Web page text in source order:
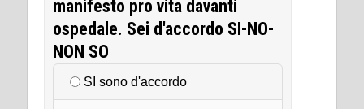
manifesto pro vita davanti
ospedale. Sei d'accordo SI-NO-
NON SO
SI sono d'accordo